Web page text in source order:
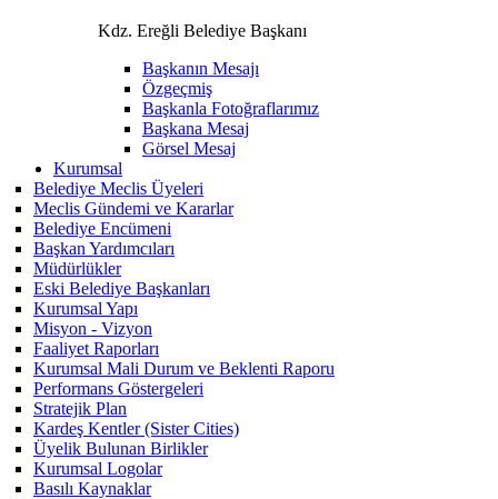
Kdz. Ereğli Belediye Başkanı
Başkanın Mesajı
Özgeçmiş
Başkanla Fotoğraflarımız
Başkana Mesaj
Görsel Mesaj
Kurumsal
Belediye Meclis Üyeleri
Meclis Gündemi ve Kararlar
Belediye Encümeni
Başkan Yardımcıları
Müdürlükler
Eski Belediye Başkanları
Kurumsal Yapı
Misyon - Vizyon
Faaliyet Raporları
Kurumsal Mali Durum ve Beklenti Raporu
Performans Göstergeleri
Stratejik Plan
Kardeş Kentler (Sister Cities)
Üyelik Bulunan Birlikler
Kurumsal Logolar
Basılı Kaynaklar